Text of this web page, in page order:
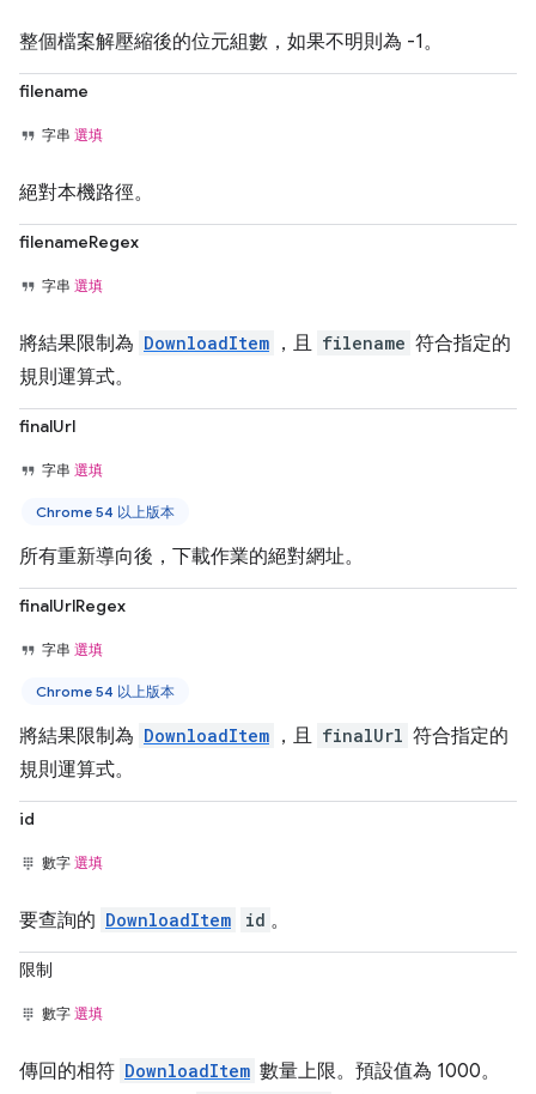
整個檔案解壓縮後的位元組數，如果不明則為 -1。
filename
字串 選填
絕對本機路徑。
filenameRegex
字串 選填
將結果限制為 DownloadItem ，且 filename 符合指定的
規則運算式。
finalUrl
字串 選填
Chrome 54 以上版本
所有重新導向後，下載作業的絕對網址。
finalUrlRegex
字串 選填
Chrome 54 以上版本
將結果限制為 DownloadItem ，且 finalUrl 符合指定的
規則運算式。
id
數字 選填
要查詢的 DownloadItem id 。
限制
數字 選填
傳回的相符 DownloadItem 數量上限。預設值為 1000。